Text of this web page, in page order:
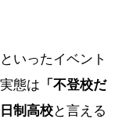
いったイベント
態は 「不登校だ
制高校と言える